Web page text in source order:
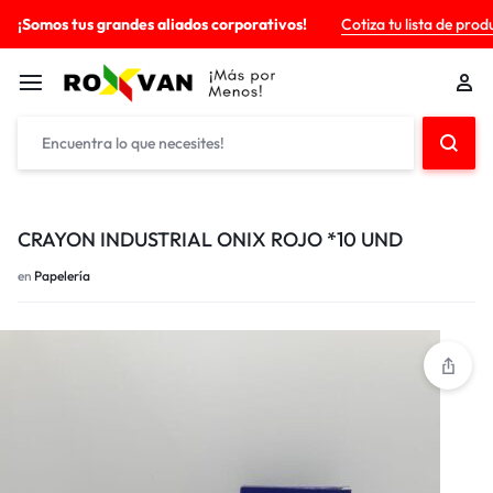
¡Somos tus grandes aliados corporativos! Cotiza tu lista de
CRAYON INDUSTRIAL ONIX ROJO *10 UND
en Papelería